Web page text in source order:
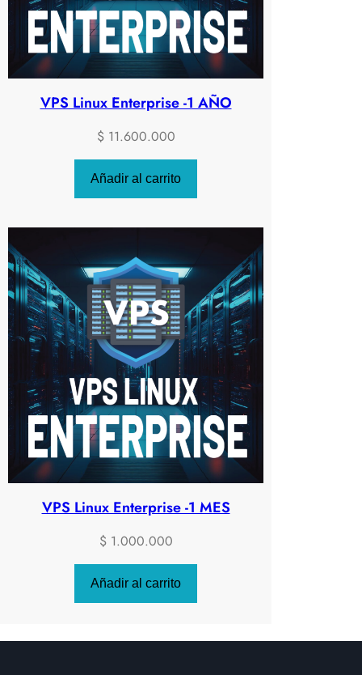
VPS Linux Enterprise -1 AÑO
$11.600.000
Añadir al carrito
VPS Linux Enterprise -1 MES
$1.000.000
Añadir al carrito